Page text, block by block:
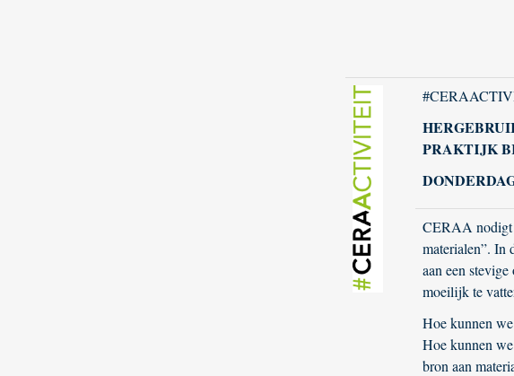
PRAKTIJK
CERAA nodigt
materialen”. In
aan een
moeilijk te
Hoe kunnen
Hoe kunnen
bron aan